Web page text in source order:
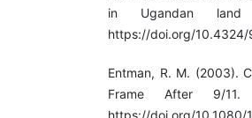
in Ugandan land
https://doi.org/
Entman, R. M. (2003).
Frame After 9/11.
https://doi.org/